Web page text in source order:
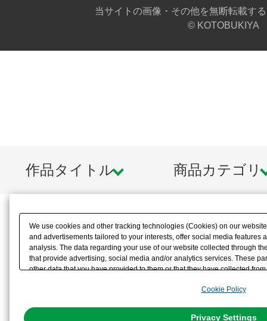
当サイトの画像・その他を無断転載す
© KOTOBUKIYA
作品タイトル 商品カテゴリ
We use cookies and other tracking technologies (Cookies) on our
and advertisements tailored to your interests, offer social media features
analysis. The data regarding your use of our website collected through
that provide advertising, social media and/or analytics services. These
other data that you have provided to them or that they have collected
the use of all Cookies except for Strictly Necessary Cookies, please
You can change your consent or rejection settings at any time via
Cookie Policy
Privacy Settings